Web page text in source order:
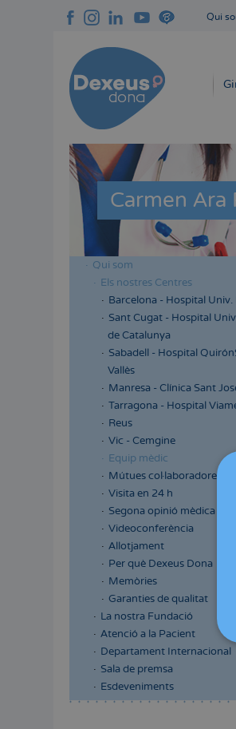
Qui
Carmen Ara
Menú
lateral
cabecera
Qui som
Els nostres Centres
Barcelona - Hospital Univ.
Sant Cugat - Hospital
de Catalunya
Sabadell - Hospital
Vallès
Manresa - Clínica Sant
Tarragona - Hospital
Reus
Vic - Cemgine
Equip mèdic
Mútues col·laboradores
Visita en 24 h
Segona opinió mèdica
Videoconferència
Allotjament
Per què Dexeus Dona
Memòries
Garanties de qualitat
La nostra Fundació
Atenció a la Pacient
Departament Internacional
Sala de premsa
Esdeveniments